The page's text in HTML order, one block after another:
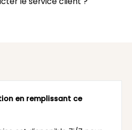
en remplissant ce